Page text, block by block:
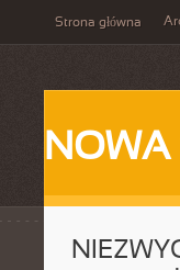
Strona główna
NOWA